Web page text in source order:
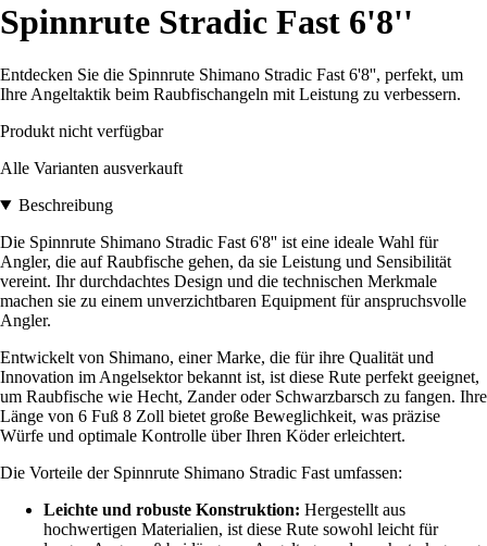
Spinnrute Stradic Fast 6'8''
Entdecken Sie die Spinnrute Shimano Stradic Fast 6'8'', perfekt, um
Ihre Angeltaktik beim Raubfischangeln mit Leistung zu verbessern.
Produkt nicht verfügbar
Alle Varianten ausverkauft
Beschreibung
Die Spinnrute Shimano Stradic Fast 6'8'' ist eine ideale Wahl für
Angler, die auf Raubfische gehen, da sie Leistung und Sensibilität
vereint. Ihr durchdachtes Design und die technischen Merkmale
machen sie zu einem unverzichtbaren Equipment für anspruchsvolle
Angler.
Entwickelt von Shimano, einer Marke, die für ihre Qualität und
Innovation im Angelsektor bekannt ist, ist diese Rute perfekt geeignet,
um Raubfische wie Hecht, Zander oder Schwarzbarsch zu fangen. Ihre
Länge von 6 Fuß 8 Zoll bietet große Beweglichkeit, was präzise
Würfe und optimale Kontrolle über Ihren Köder erleichtert.
Die Vorteile der Spinnrute Shimano Stradic Fast umfassen:
Leichte und robuste Konstruktion: Hergestellt aus
hochwertigen Materialien, ist diese Rute sowohl leicht für